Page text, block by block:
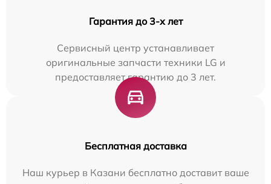
Гарантия до 3-х лет
Сервисный центр устанавливает
оригинальные запчасти техники LG и
предоставляет гарантию до 3 лет.
Бесплатная доставка
Наш курьер в Казани бесплатно доставит ваше